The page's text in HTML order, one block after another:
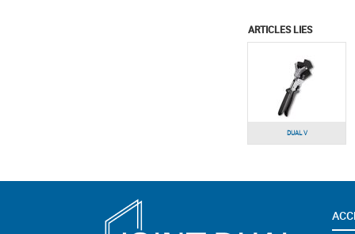
ARTICLES LIES
DUAL V